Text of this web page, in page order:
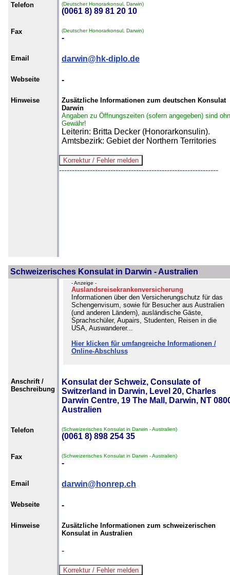
Telefon (Deutscher Honorarkonsul, Darwin)
(0061 8) 89 81 20 10
Fax (Deutscher Honorarkonsul, Darwin)
-
Email darwin@hk-diplo.de
Webseite -
Hinweise
Zusätzliche Informationen zum deutschen Konsulat
Darwin
Angaben zu Öffnungszeiten (sofern angegeben) sind
Gewähr!
Leiterin: Britta Decker (Honorarkonsulin).
Amtsbezirk: Gebiet der Northern Territories
--------------------------------------------------------------
Schweizerisches Konsulat in Darwin - Australien
- Anzeige -
Auslandsreisekrankenversicherung
Informationen über den Versicherungschutz für das
Schengenvisum, sowie für Besucher aus Australien
(und anderen Ländern), ausländische Gäste,
Sprachschüler, Aupairs, Studenten, Reisen in die
USA, Auswanderer...
Hier klicken für umfangreiche Informationen /
Online-Abschluss
Anschrift /
Beschreibung
Konsulat der Schweiz, Consulate of
Switzerland in Darwin, Level 20, Charles
Darwin Centre, 19 The Mall, Darwin, NT
Australien
Telefon (Schweizerisches Konsulat in Darwin - Australien)
(0061 8) 898 254 35
Fax (Schweizerisches Konsulat in Darwin - Australien)
-
Email darwin@honrep.ch
Webseite -
Hinweise
Zusätzliche Informationen zum schweizerischen
Konsulat in Australien
-